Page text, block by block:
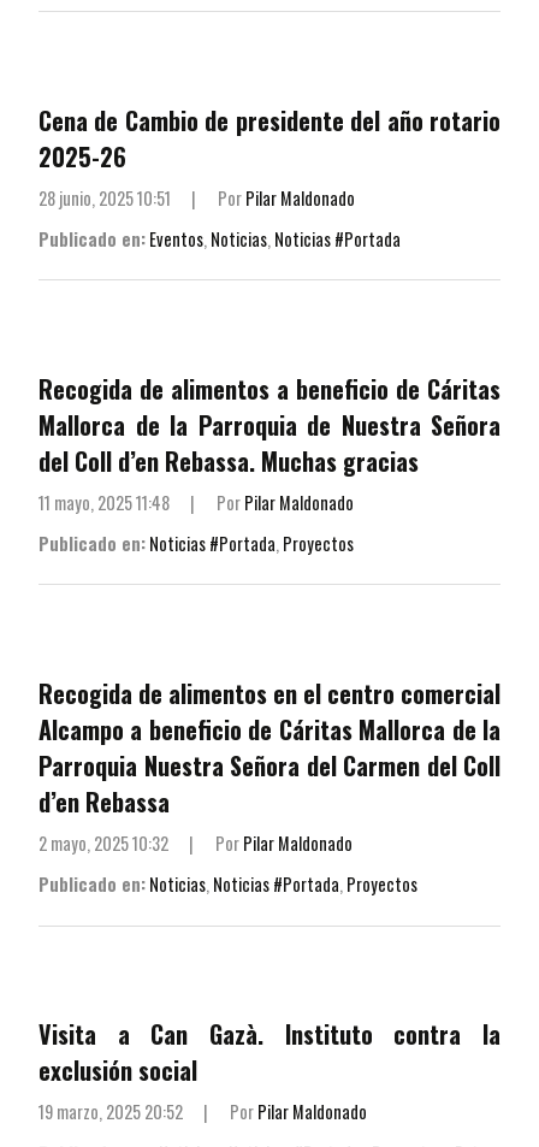
Cena de Cambio de presidente del año rotario
2025-26
28 junio, 2025 10:51 | PorPilar Maldonado
Publicado en:Eventos, Noticias, Noticias #Portada
Recogida de alimentos a beneficio de Cáritas
Mallorca de la Parroquia de Nuestra Señora
del Coll d’en Rebassa. Muchas gracias
11 mayo, 2025 11:48 | PorPilar Maldonado
Publicado en:Noticias #Portada,Proyectos
Recogida de alimentos en el centro comercial
Alcampo a beneficio de Cáritas Mallorca de la
Parroquia Nuestra Señora del Carmen del Coll
d’en Rebassa
2 mayo, 2025 10:32 | PorPilar Maldonado
Publicado en:Noticias,Noticias #Portada,Proyectos
Visita a Can Gazà. Instituto contra la
exclusión social
19 marzo, 2025 20:52 | PorPilar Maldonado